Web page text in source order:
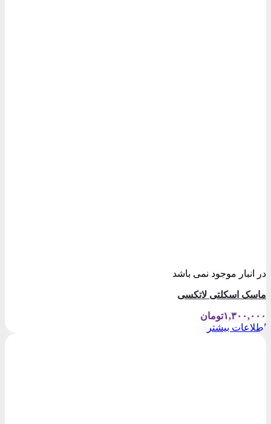
در انبار موجود نمی باشد
ماسک اسکلتی لاتکسی
۱,۳۰۰,۰۰۰تومان
اطلاعات بیشتر